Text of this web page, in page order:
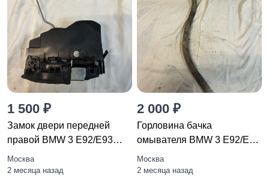
1 500 ₽
Замок двери передней
правой BMW 3 E92/E93
рест.
Москва
2 месяца назад
2 000 ₽
Горловина бачка
омывателя BMW 3 E92/E93
рест. E92
Москва
2 месяца назад